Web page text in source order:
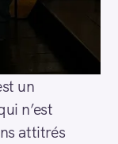
un
n’est
attitrés